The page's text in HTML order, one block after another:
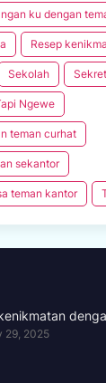
ku dengan
Resep
Sekolah
Ngewe
teman curhat
sekantor
teman kantor
29, 2025